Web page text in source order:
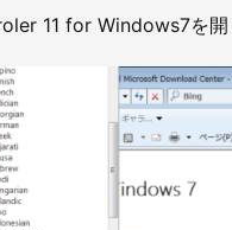
11 for Windows7を開